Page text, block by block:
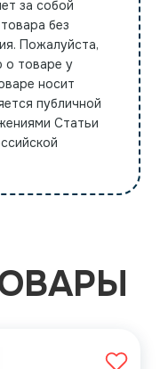
за собой
без
Пожалуйста,
о товаре у
носит
публичной
Статьи